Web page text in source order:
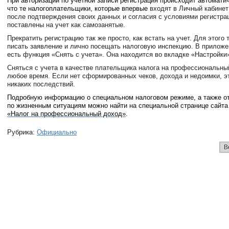
что те налогоплательщики, которые впервые входят в Личный
после подтверждения своих данных и согласия с условиями
поставлены на учет как самозанятые.
Прекратить регистрацию так же просто, как встать на учет. Для этого
писать заявление и лично посещать налоговую инспекцию. В
есть функция «Снять с учета». Она находится во вкладке
Сняться с учета в качестве плательщика налога на
любое время. Если нет сформированных чеков, дохода и недоимки,
никаких последствий.
Подробную информацию о специальном налоговом режиме, а также
по жизненным ситуациям можно найти на специальной странице
«Налог на профессиональный доход»
Рубрика: Официально